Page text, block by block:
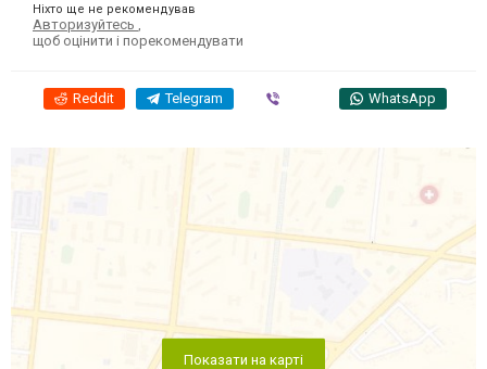
Ніхто ще не рекомендував
Авторизуйтесь
щоб оцінити і порекомендувати
Reddit Telegram WhatsApp
Показати на карті